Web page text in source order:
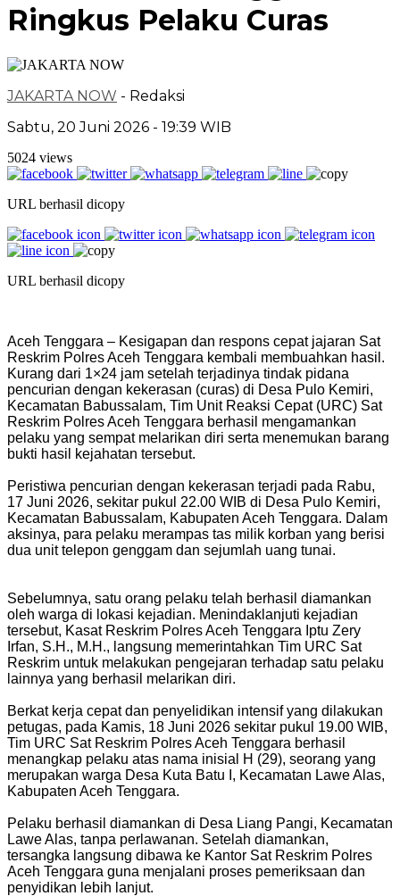
Ringkus Pelaku Curas
JAKARTA NOW - Redaksi
Sabtu, 20 Juni 2026 - 19:39 WIB
5024 views
URL berhasil dicopy
URL berhasil dicopy
Aceh Tenggara – Kesigapan dan respons cepat jajaran Sat
Reskrim Polres Aceh Tenggara kembali membuahkan hasil.
Kurang dari 1×24 jam setelah terjadinya tindak pidana
pencurian dengan kekerasan (curas) di Desa Pulo Kemiri,
Kecamatan Babussalam, Tim Unit Reaksi Cepat (URC) Sat
Reskrim Polres Aceh Tenggara berhasil mengamankan
pelaku yang sempat melarikan diri serta menemukan barang
bukti hasil kejahatan tersebut.
‎Peristiwa pencurian dengan kekerasan terjadi pada Rabu,
17 Juni 2026, sekitar pukul 22.00 WIB di Desa Pulo Kemiri,
Kecamatan Babussalam, Kabupaten Aceh Tenggara. Dalam
aksinya, para pelaku merampas tas milik korban yang berisi
dua unit telepon genggam dan sejumlah uang tunai.
‎Sebelumnya, satu orang pelaku telah berhasil diamankan
oleh warga di lokasi kejadian. Menindaklanjuti kejadian
tersebut, Kasat Reskrim Polres Aceh Tenggara Iptu Zery
Irfan, S.H., M.H., langsung memerintahkan Tim URC Sat
Reskrim untuk melakukan pengejaran terhadap satu pelaku
lainnya yang berhasil melarikan diri.
‎Berkat kerja cepat dan penyelidikan intensif yang dilakukan
petugas, pada Kamis, 18 Juni 2026 sekitar pukul 19.00 WIB,
Tim URC Sat Reskrim Polres Aceh Tenggara berhasil
menangkap pelaku atas nama inisial H (29), seorang yang
merupakan warga Desa Kuta Batu I, Kecamatan Lawe Alas,
Kabupaten Aceh Tenggara.
‎Pelaku berhasil diamankan di Desa Liang Pangi, Kecamatan
Lawe Alas, tanpa perlawanan. Setelah diamankan,
tersangka langsung dibawa ke Kantor Sat Reskrim Polres
Aceh Tenggara guna menjalani proses pemeriksaan dan
penyidikan lebih lanjut.